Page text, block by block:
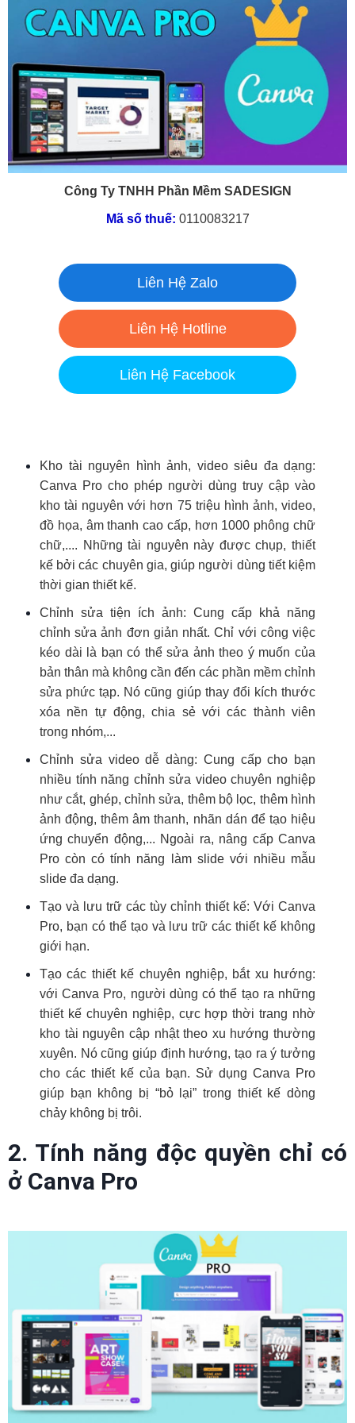
Công Ty TNHH Phần Mềm SADESIGN
Mã số thuế: 0110083217
Liên Hệ Zalo
Liên Hệ Hotline
Liên Hệ Facebook
Kho tài nguyên hình ảnh, video siêu đa dạng:
Canva Pro cho phép người dùng truy cập vào
kho tài nguyên với hơn 75 triệu hình ảnh, video,
đồ họa, âm thanh cao cấp, hơn 1000 phông chữ
chữ,.... Những tài nguyên này được chụp, thiết
kế bởi các chuyên gia, giúp người dùng tiết kiệm
thời gian thiết kế.
Chỉnh sửa tiện ích ảnh: Cung cấp khả năng
chỉnh sửa ảnh đơn giản nhất. Chỉ với công việc
kéo dài là bạn có thể sửa ảnh theo ý muốn của
bản thân mà không cần đến các phần mềm chỉnh
sửa phức tạp. Nó cũng giúp thay đổi kích thước
xóa nền tự động, chia sẻ với các thành viên
trong nhóm,...
Chỉnh sửa video dễ dàng: Cung cấp cho bạn
nhiều tính năng chỉnh sửa video chuyên nghiệp
như cắt, ghép, chỉnh sửa, thêm bộ lọc, thêm hình
ảnh động, thêm âm thanh, nhãn dán để tạo hiệu
ứng chuyển động,... Ngoài ra, nâng cấp Canva
Pro còn có tính năng làm slide với nhiều mẫu
slide đa dạng.
Tạo và lưu trữ các tùy chỉnh thiết kế: Với Canva
Pro, bạn có thể tạo và lưu trữ các thiết kế không
giới hạn.
Tạo các thiết kế chuyên nghiệp, bắt xu hướng:
với Canva Pro, người dùng có thể tạo ra những
thiết kế chuyên nghiệp, cực hợp thời trang nhờ
kho tài nguyên cập nhật theo xu hướng thường
xuyên. Nó cũng giúp định hướng, tạo ra ý tưởng
cho các thiết kế của bạn. Sử dụng Canva Pro
giúp bạn không bị “bỏ lại” trong thiết kế dòng
chảy không bị trôi.
2. Tính năng độc quyền chỉ có
ở Canva Pro